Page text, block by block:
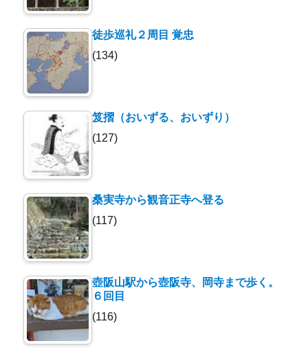
徒歩巡礼２周目 覚忠
(134)
笈摺（おいずる、おいずり）
(127)
桑実寺から観音正寺へ登る
(117)
壺阪山駅から壺阪寺、岡寺まで歩く。
６回目
(116)